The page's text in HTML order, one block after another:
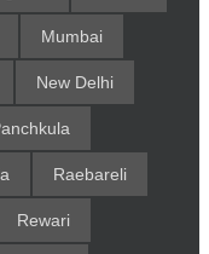
Mumbai
New Delhi
Raebareli
Rewari